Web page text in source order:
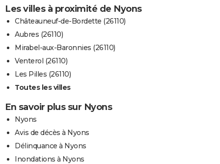
Les villes à proximité de Nyons
Châteauneuf-de-Bordette (26110)
Aubres (26110)
Mirabel-aux-Baronnies (26110)
Venterol (26110)
Les Pilles (26110)
Toutes les villes
En savoir plus sur Nyons
Nyons
Avis de décès à Nyons
Délinquance à Nyons
Inondations à Nyons